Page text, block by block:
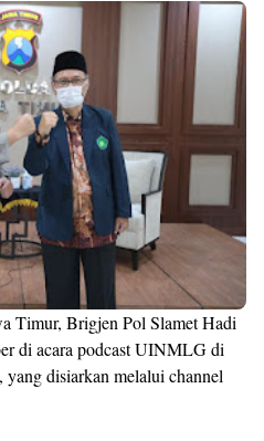
Timur, Brigjen Pol Slamet Hadi
di acara podcast UINMLG di
disiarkan melalui channel